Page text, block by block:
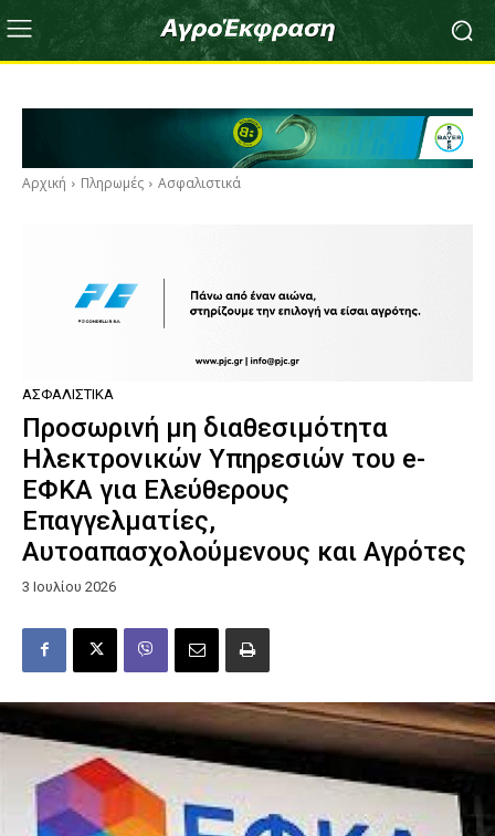
Αρχική Πληρωμές Ασφαλιστικά
ΑΣΦΑΛΙΣΤΙΚΆ
Προσωρινή μη διαθεσιμότητα
Ηλεκτρονικών Υπηρεσιών του e-
ΕΦΚΑ για Ελεύθερους
Επαγγελματίες,
Αυτοαπασχολούμενους και Αγρότες
3 Ιουλίου 2026